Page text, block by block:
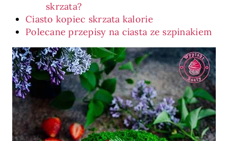
skrzata?
Ciasto kopiec skrzata kalorie
Polecane przepisy na ciasta ze szpinakiem